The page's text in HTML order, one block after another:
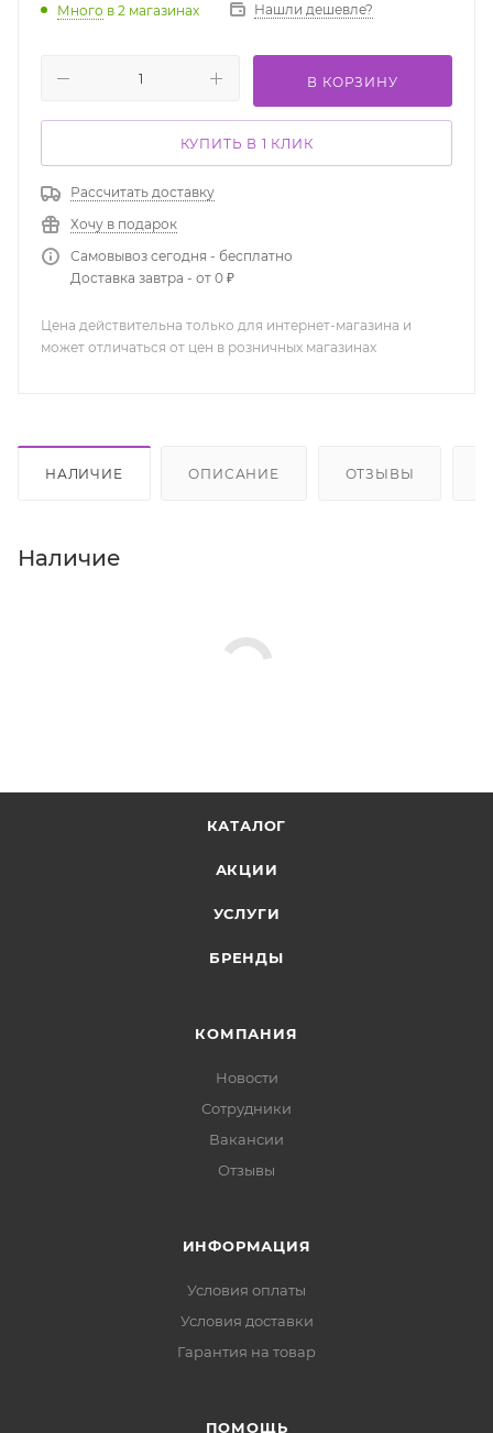
Много в 2 магазинах Нашли дешевле?
В КОРЗИНУ
КУПИТЬ В 1 КЛИК
Рассчитать доставку
Хочу в подарок
Самовывоз сегодня - бесплатно
Доставка завтра - от 0 ₽
Цена действительна только для интернет-магазина и
может отличаться от цен в розничных магазинах
НАЛИЧИЕ ОПИСАНИЕ ОТЗЫВЫ
Наличие
КАТАЛОГ
АКЦИИ
УСЛУГИ
БРЕНДЫ
КОМПАНИЯ
Новости
Сотрудники
Вакансии
Отзывы
ИНФОРМАЦИЯ
Условия оплаты
Условия доставки
Гарантия на товар
ПОМОЩЬ